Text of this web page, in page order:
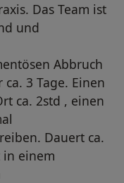
Das Team ist
und
Abbruch
3 Tage. Einen
ca. 2std , einen
Dauert ca.
einem